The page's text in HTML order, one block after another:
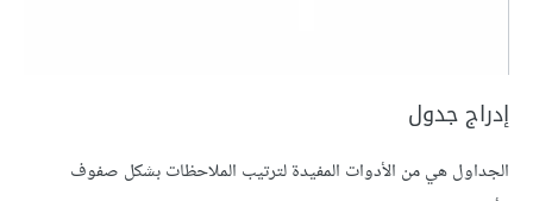
إدراج جدول
الجداول هي من الأدوات المفيدة لترتيب الملاحظات بشكل صفوف